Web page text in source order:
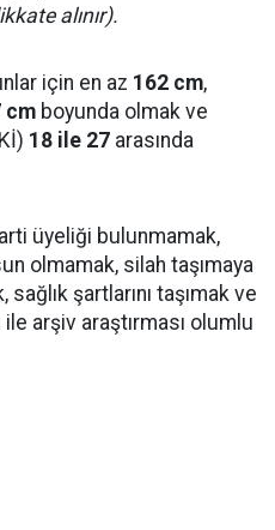
alınır).
için en az 162 cm,
cm boyunda olmak ve
18 ile 27 arasında
üyeliği bulunmamak,
olmamak, silah taşımaya
şartlarını taşımak ve
arşiv araştırması olumlu